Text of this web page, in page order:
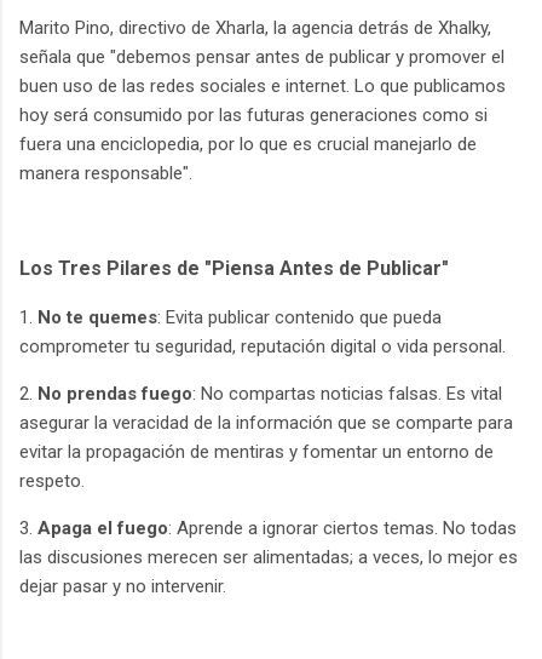
Marito Pino, directivo de Xharla, la agencia detrás de Xhalky,
señala que "debemos pensar antes de publicar y promover el
buen uso de las redes sociales e internet. Lo que publicamos
hoy será consumido por las futuras generaciones como si
fuera una enciclopedia, por lo que es crucial manejarlo de
manera responsable".
Los Tres Pilares de "Piensa Antes de Publicar"
1. No te quemes: Evita publicar contenido que pueda
comprometer tu seguridad, reputación digital o vida personal.
2. No prendas fuego: No compartas noticias falsas. Es vital
asegurar la veracidad de la información que se comparte para
evitar la propagación de mentiras y fomentar un entorno de
respeto.
3. Apaga el fuego: Aprende a ignorar ciertos temas. No todas
las discusiones merecen ser alimentadas; a veces, lo mejor es
dejar pasar y no intervenir.